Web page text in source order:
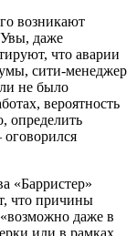
возникают
Увы, даже
что аварии
сити-менеджер
не было
вероятность
определить
«Барристер»
что причины
даже в